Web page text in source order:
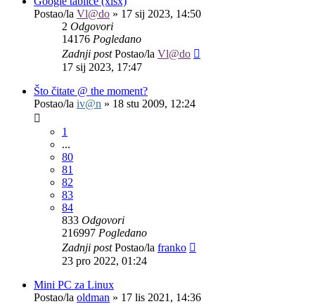
Postao/la Vl@do » 17 sij 2023, 14:50
2 Odgovori
14176 Pogledano
Zadnji postPostao/la Vl@do
17 sij 2023, 17:47
Što čitate @ the moment?
Postao/la iv@n » 18 stu 2009, 12:24
1
...
80
81
82
83
84
833 Odgovori
216997 Pogledano
Zadnji postPostao/la franko
23 pro 2022, 01:24
Mini PC za Linux
Postao/la oldman » 17 lis 2021, 14:36